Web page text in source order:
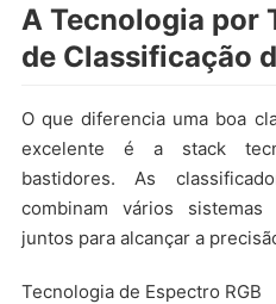
A Tecnologia por
de Classificação
O que diferencia uma boa
excelente é a stack
bastidores. As
combinam vários sistemas
juntos para alcançar a
Tecnologia de Espectro RGB